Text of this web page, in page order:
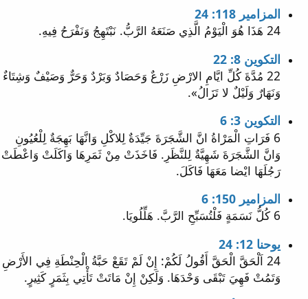
المزامير 118: 24
24 هَذَا هُوَ الْيَوْمُ الَّذِي صَنَعَهُ الرَّبُّ. نَبْتَهِجُ وَنَفْرَحُ فِيهِ.
التكوين 8: 22
22 مُدَّةَ كُلِّ ايَّامِ الارْضِ زَرْعٌ وَحَصَادٌ وَبَرْدٌ وَحَرٌّ وَصَيْفٌ وَشِتَاءٌ
وَنَهَارٌ وَلَيْلٌ لا تَزَالُ».
التكوين 3: 6
6 فَرَاتِ الْمَرْاةُ انَّ الشَّجَرَةَ جَيِّدَةٌ لِلاكْلِ وَانَّهَا بَهِجَةٌ لِلْعُيُونِ
وَانَّ الشَّجَرَةَ شَهِيَّةٌ لِلنَّظَرِ. فَاخَذَتْ مِنْ ثَمَرِهَا وَاكَلَتْ وَاعْطَتْ
رَجُلَهَا ايْضا مَعَهَا فَاكَلَ.
المزامير 150: 6
6 كُلُّ نَسَمَةٍ فَلْتُسَبِّحِ الرَّبَّ. هَلِّلُويَا.
يوحنا 12: 24
24 اَلْحَقَّ الْحَقَّ أَقُولُ لَكُمْ: إِنْ لَمْ تَقَعْ حَبَّةُ الْحِنْطَةِ فِي الأَرْضِ
وَتَمُتْ فَهِيَ تَبْقَى وَحْدَهَا. وَلَكِنْ إِنْ مَاتَتْ تَأْتِي بِثَمَرٍ كَثِيرٍ.